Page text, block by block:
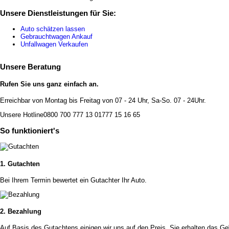
Unsere Dienstleistungen für Sie:
Auto schätzen lassen
Gebrauchtwagen Ankauf
Unfallwagen Verkaufen
Unsere Beratung
Rufen Sie uns ganz einfach an.
Erreichbar von Montag bis Freitag von 07 - 24 Uhr, Sa-So. 07 - 24Uhr.
Unsere Hotline0800 700 777 13 01777 15 16 65
So funktioniert's
1. Gutachten
Bei Ihrem Termin bewertet ein Gutachter Ihr Auto.
2. Bezahlung